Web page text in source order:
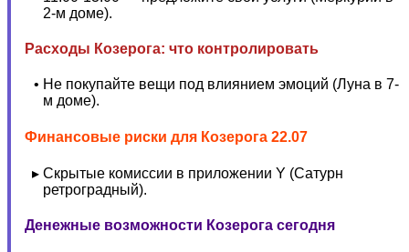
2-м доме).
Расходы Козерога: что контролировать
Не покупайте вещи под влиянием эмоций (Луна в 7-
м доме).
Финансовые риски для Козерога 22.07
Скрытые комиссии в приложении Y (Сатурн
ретроградный).
Денежные возможности Козерога сегодня